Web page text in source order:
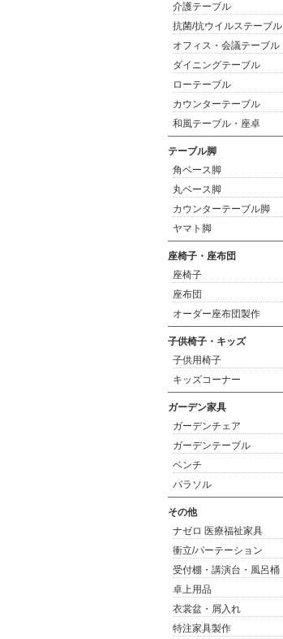
介護テーブル
抗菌/抗ウイルステーブル
オフィス・会議テーブル
ダイニングテーブル
ローテーブル
カウンターテーブル
和風テーブル・座卓
テーブル脚
角ベース脚
丸ベース脚
カウンターテーブル脚
ヤマト脚
座椅子・座布団
座椅子
座布団
オーダー座布団製作
子供椅子・キッズ
子供用椅子
キッズコーナー
ガーデン家具
ガーデンチェア
ガーデンテーブル
ベンチ
パラソル
その他
ナゼロ 医療福祉家具
衝立/パーテーション
受付棚・講演台・風呂桶
卓上用品
衣裳盆・屑入れ
特注家具製作